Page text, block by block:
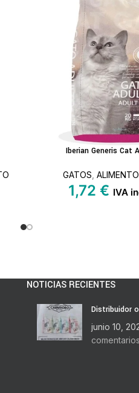
LEER MÁSIberian Generis Cat
GATOS
1,72 € IVA
NOTICIAS RECIENTES
Distribuidor
junio 10,
comentarios